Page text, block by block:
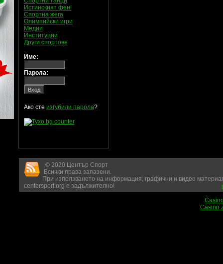
Истинският фен!
Спортна жега
Олимпийски игри
Медии
Институции
Други спортове
Име:
Парола:
Ако сте изгубили парола?
© 2020 Център Спорт
Всички права запазени.
При използването на информация, графични и видео
centersport.org е задължително!
Casino